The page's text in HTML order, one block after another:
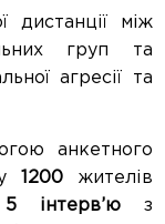
дистанції між
груп та
агресії та
анкетного
1200 жителів
5 інтерв’ю з